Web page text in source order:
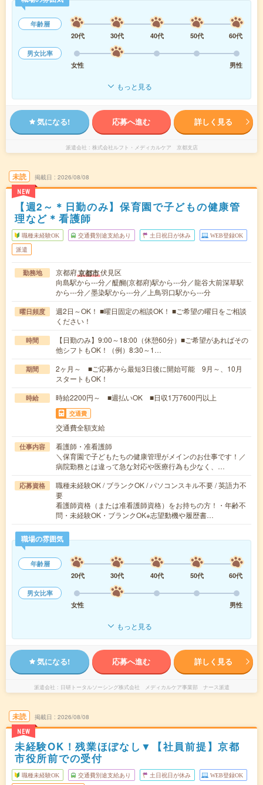
年齢層
20代
30代 40代 50代
60代
男女比率
女性
男性
もっと見る
気になる! 応募へ進む 詳しく見る
派遣会社 株式会社ルフト・メディカルケア 京都支店
未読
NEW
掲載日 2026/08/08
【週2～＊日勤のみ】保育園で子どもの健康管
理など＊看護師
職種未経験OK 交通費別途支給あり 土日祝日が休み WEB登録OK
派遣
勤務地 京都府京都市伏見区
向島駅から---分／醍醐(京都府)駅から---分／龍谷大前深草駅
から---分／墨染駅から---分／上鳥羽口駅から---分
曜日頻度
週2日～OK！ ■曜日固定の相談OK！ ■ご希望の曜日をご相談
ください！
時間
【日勤のみ】9:00～18:00（休憩60分）■ご希望があればその
他シフトもOK！（例）8:30～1…
期間
2ヶ月～ ■ご応募から最短3日後に開始可能 9月～、10月
スタートもOK！
時給 時給2200円～ ■週払いOK ■日収1万7600円以上
交通費
交通費全額支給
仕事内容
看護師・准看護師
＼保育園で子どもたちの健康管理がメインのお仕事です！／
病院勤務とは違って急な対応や医療行為も少なく、…
応募資格
職種未経験OK / ブランクOK / パソコンスキル不要 / 英語力不
要
看護師資格（または准看護師資格）をお持ちの方！・年齢不
問・未経験OK・ブランクOK※志望動機や履歴書…
職場の雰囲気
年齢層
20代
30代 40代 50代
60代
男女比率
女性
男性
もっと見る
気になる! 応募へ進む 詳しく見る
派遣会社 日研トータルソーシング株式会社 メディカルケア事業部 ナース派遣
未読
NEW
掲載日 2026/08/08
未経験OK！残業ほぼなし▼【社員前提】京都
市役所前での受付
職種未経験OK 交通費別途支給あり 土日祝日が休み WEB登録OK